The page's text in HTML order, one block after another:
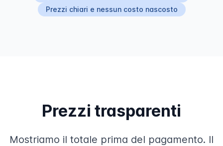
Prezzi chiari e nessun costo nascosto
Prezzi trasparenti
Mostriamo il totale prima del pagamento. Il